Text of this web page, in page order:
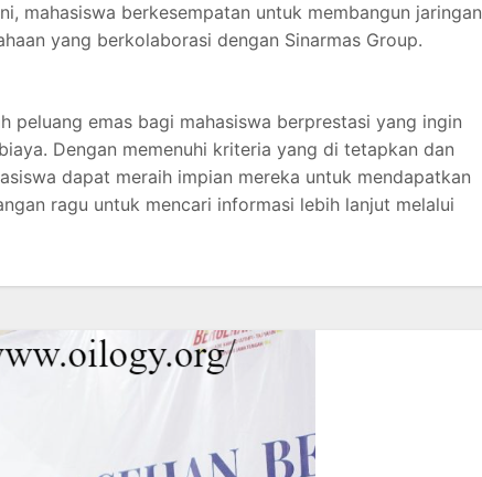
mahasiswa berkesempatan untuk membangun jaringan
yang berkolaborasi dengan Sinarmas Group.
peluang emas bagi mahasiswa berprestasi yang ingin
Dengan memenuhi kriteria yang di tetapkan dan
dapat meraih impian mereka untuk mendapatkan
ragu untuk mencari informasi lebih lanjut melalui